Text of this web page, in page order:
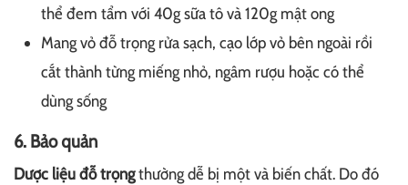
thể đem tẩm với 40g sữa tô và 120g mật ong
Mang vỏ đỗ trọng rửa sạch, cạo lớp vỏ bên ngoài rồi
cắt thành từng miếng nhỏ, ngâm rượu hoặc có thể
dùng sống
6. Bảo quản
Dược liệu đỗ trọngthường dễ bị một và biến chất. Do đó